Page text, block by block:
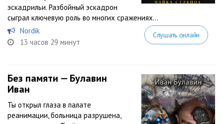
эскадрильи. Разбойный эскадрон
сыграл ключевую роль во многих сражениях...
Nordik
13 часов 29 минут
Слушать онлайн
Без памяти — Булавин
Иван
Ты открыл глаза в палате
реанимации, больница разрушена,